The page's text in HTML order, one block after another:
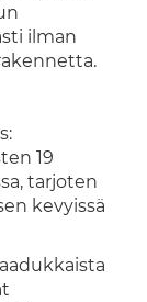
ilman
19
tarjoten
kevyissä